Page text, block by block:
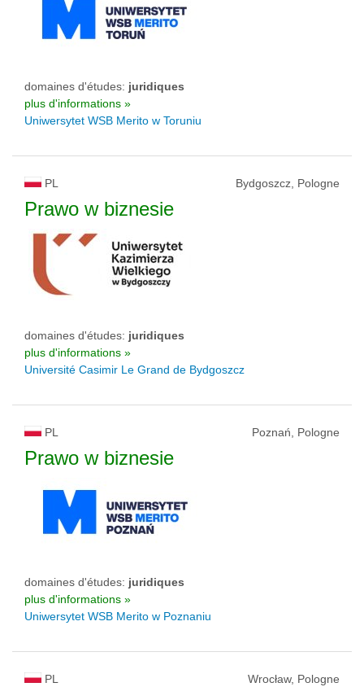
domaines d'études: juridiques
plus d'informations »
Uniwersytet WSB Merito w Toruniu
PL Bydgoszcz, Pologne
Prawo w biznesie
domaines d'études: juridiques
plus d'informations »
Université Casimir Le Grand de Bydgoszcz
PL Poznań, Pologne
Prawo w biznesie
domaines d'études: juridiques
plus d'informations »
Uniwersytet WSB Merito w Poznaniu
PL Wrocław, Pologne